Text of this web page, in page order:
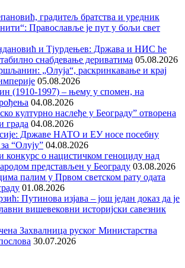
градитељ братства и уредник
Православље је пут у бољи свет
и Тјурдењев: Држава и НИС ће
снабдевање дериватима 05.08.2026
„Олуја“, раскринкавање и крај
05.08.2026
(1910-1997) – њему у спомен, на
04.08.2026
културно наслеђе у Београду” отворена
града 04.08.2026
Државе НАТО и ЕУ носе посебну
“Олују” 04.08.2026
конкурс о нацистичком геноциду над
представљен у Београду 03.08.2026
палим у Првом светском рату одата
01.08.2026
Путинова изјава – још један доказ да је
вишевековни историјски савезник
Захвалница руског Министарства
30.07.2026